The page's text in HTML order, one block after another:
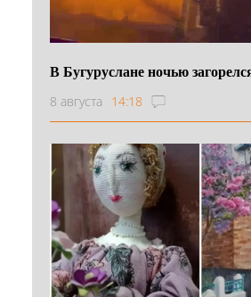
В Бугуруслане ночью
8 августа 14:18